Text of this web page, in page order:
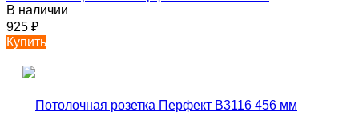
В наличии
925 ₽
Купить